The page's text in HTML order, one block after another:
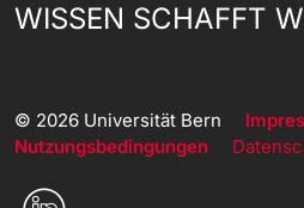
WISSEN SCHAFFT
© 2026 Universität Bern
Nutzungsbedingungen